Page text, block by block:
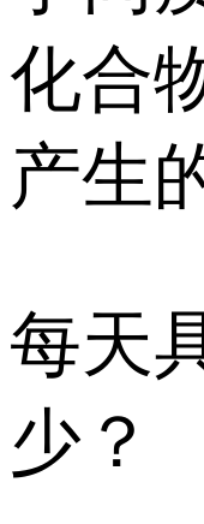
化合
产生
每天
少？